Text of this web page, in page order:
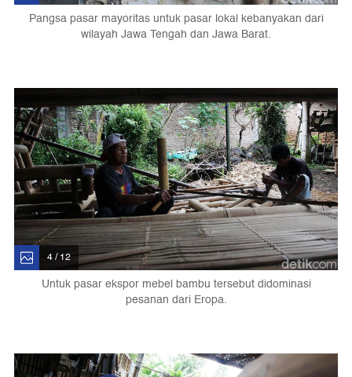
Pangsa pasar mayoritas untuk pasar lokal kebanyakan dari
wilayah Jawa Tengah dan Jawa Barat.
4 / 12
Untuk pasar ekspor mebel bambu tersebut didominasi
pesanan dari Eropa.